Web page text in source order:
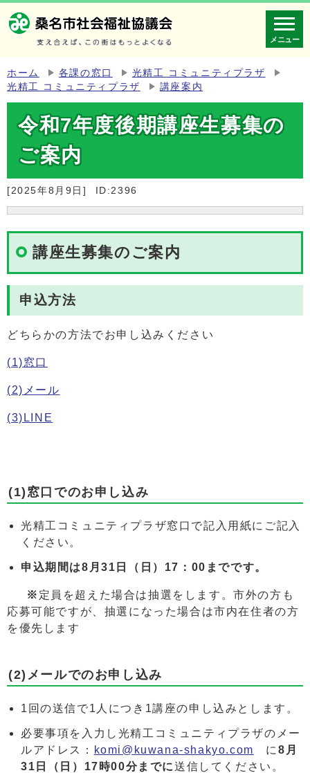
メニュー
ホーム 各課の窓口
光精工 コミュニティプラザ
光精工 コミュニティプラザ
講座案内
令和7年度後期講座生募集の
ご案内
[2025年8月9日] ID:2396
講座生募集のご案内
申込方法
どちらかの方法でお申し込みください
(1)窓口
(2)メール
(3)LINE
(1)窓口でのお申し込み
光精工コミュニティプラザ窓口で記入用紙にご記入
ください。
申込期間は8 月31日（日）17：00までです。
※ 定員を超えた場合は抽選をします。市外の方も
応募可能ですが、抽選になった場合は市内在住者の方
を優先します
(2)メールでのお申し込み
1回の送信で1人につき1講座の申し込みとします。
必要事項を入力し光精工コミュニティプラザのメー
ルアドレス：
komi@kuwana-shakyo.com に8 月
31日（日）17時00分までに送信してください。